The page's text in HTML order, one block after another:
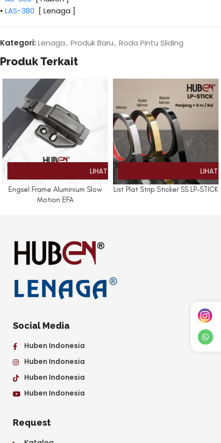
• LAS-380 [ Lenaga ]
Kategori: Lenaga, Produk Baru, Roda Pintu Sliding
Produk Terkait
Engsel Frame Aluminium Slow
Motion EFA
List Plat Strip Sticker SS LP-STICK
Social Media
Huben Indonesia
Huben Indonesia
Huben Indonesia
Huben Indonesia
Request